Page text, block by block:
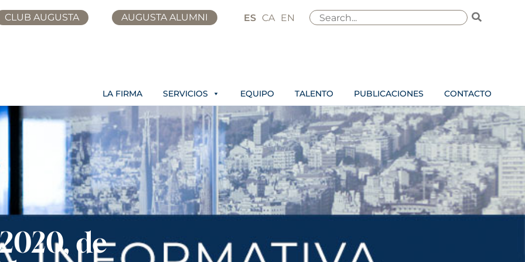
CLUB AUGUSTA AUGUSTA ALUMNI ES CA EN
Buscar
por:
LA FIRMA SERVICIOS EQUIPO TALENTO PUBLICACIONES CONTACTO
de